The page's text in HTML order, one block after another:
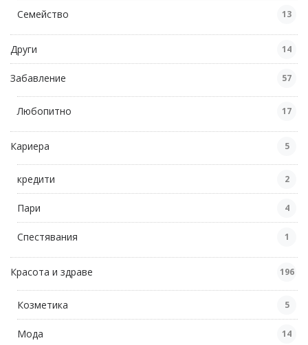
Семейство 13
Други 14
Забавление 57
Любопитно 17
Кариера 5
кредити 2
Пари 4
Спестявания 1
Красота и здраве 196
Козметика 5
Мода 14